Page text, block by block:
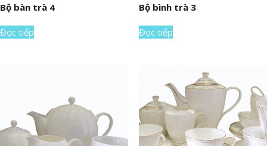
Bộ bàn trà 4
Đọc tiếp
Bộ bình trà 3
Đọc tiếp